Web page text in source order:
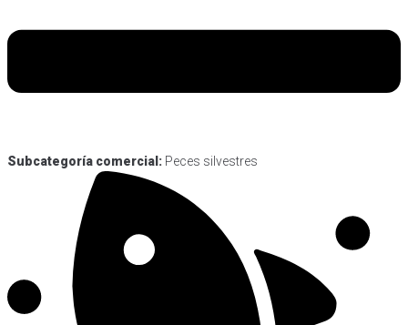
Subcategoría comercial: Peces silvestres